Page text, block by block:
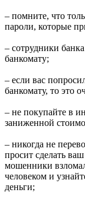
– помните, что
пароли, которые
– сотрудники
банкомату;
– если вас
банкомату, то это
– не покупайте в
заниженной
– никогда не
просит сделать
мошенники
человеком и
деньги;